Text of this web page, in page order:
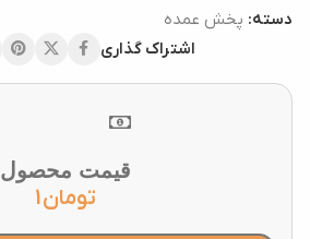
دسته: پخش عمده
اشتراک گذاری
قیمت محصول
تومان